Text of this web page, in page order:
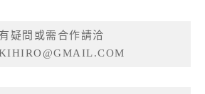
疑問或需合作請洽